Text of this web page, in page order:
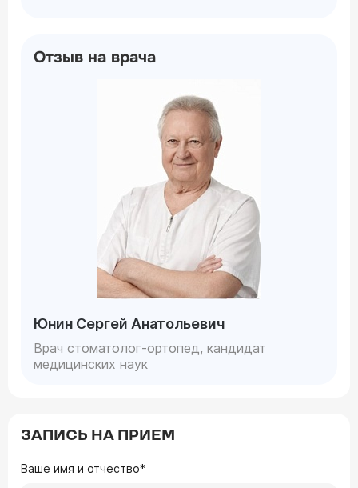
Отзыв на врача
Юнин Сергей Анатольевич
Врач стоматолог-ортопед, кандидат
медицинских наук
ЗАПИСЬ НА ПРИЕМ
Ваше имя и отчество*